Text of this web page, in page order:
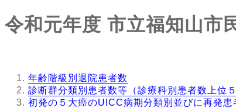
令和元年度 市立福知山市
年齢階級別退院患者数
診断群分類別患者数等（診療科別患者数上位５
初発の５大癌のUICC病期分類別並びに再発患